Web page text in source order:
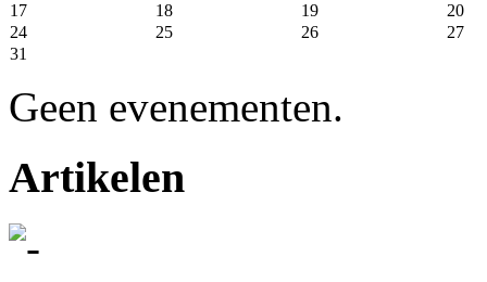
17
18 19
20
24
25 26
27
31
Geen evenementen.
Artikelen